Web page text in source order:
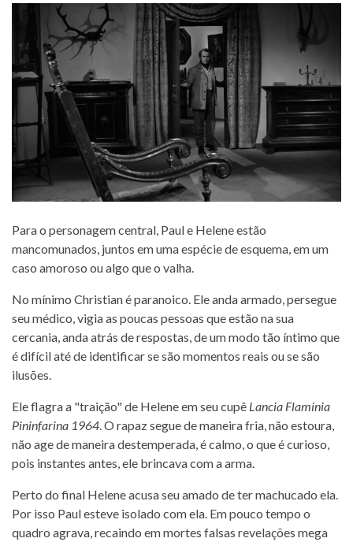
Para o personagem central, Paul e Helene estão
mancomunados, juntos em uma espécie de esquema, em um
caso amoroso ou algo que o valha.
No mínimo Christian é paranoico. Ele anda armado, persegue
seu médico, vigia as poucas pessoas que estão na sua
cercania, anda atrás de respostas, de um modo tão íntimo que
é difícil até de identificar se são momentos reais ou se são
ilusões.
Ele flagra a "traição" de Helene em seu cupê Lancia Flaminia
Pininfarina 1964. O rapaz segue de maneira fria, não estoura,
não age de maneira destemperada, é calmo, o que é curioso,
pois instantes antes, ele brincava com a arma.
Perto do final Helene acusa seu amado de ter machucado ela.
Por isso Paul esteve isolado com ela. Em pouco tempo o
quadro agrava, recaindo em mortes falsas revelações mega